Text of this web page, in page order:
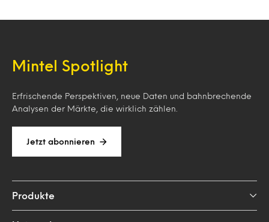
Mintel Spotlight
Erfrischende Perspektiven, neue Daten und bahnbrechende
Analysen der Märkte, die wirklich zählen.
Jetzt abonnieren
Produkte